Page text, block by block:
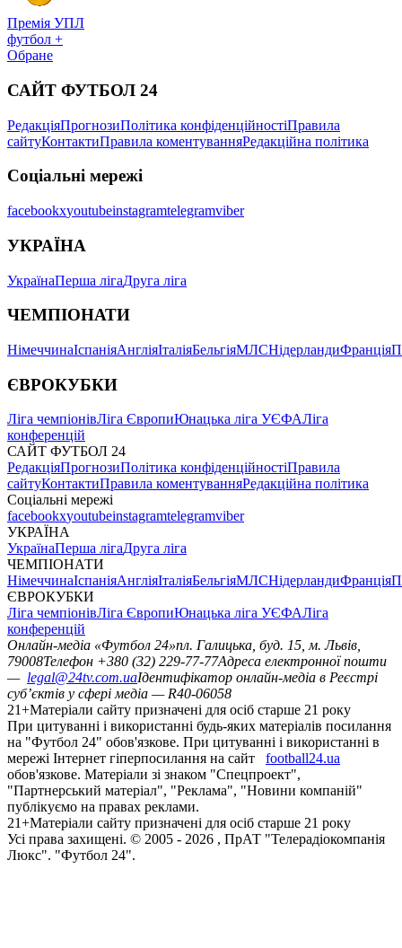
Премія УПЛ
футбол +
Обране
САЙТ ФУТБОЛ 24
РедакціяПрогнозиПолітика конфіденційностіПравила
сайтуКонтактиПравила коментуванняРедакційна політика
Соціальні мережі
facebookxyoutubeinstagramtelegramviber
УКРАЇНА
УкраїнаПерша лігаДруга ліга
ЧЕМПІОНАТИ
НімеччинаІспаніяАнгліяІталіяБельгіяМЛСНідерландиФранція
ЄВРОКУБКИ
Ліга чемпіонівЛіга ЄвропиЮнацька ліга УЄФАЛіга
конференцій
САЙТ ФУТБОЛ 24
РедакціяПрогнозиПолітика конфіденційностіПравила
сайтуКонтактиПравила коментуванняРедакційна політика
Соціальні мережі
facebookxyoutubeinstagramtelegramviber
УКРАЇНА
УкраїнаПерша лігаДруга ліга
ЧЕМПІОНАТИ
НімеччинаІспаніяАнгліяІталіяБельгіяМЛСНідерландиФранція
ЄВРОКУБКИ
Ліга чемпіонівЛіга ЄвропиЮнацька ліга УЄФАЛіга
конференцій
Онлайн-медіа «Футбол 24»пл. Галицька, буд. 15, м. Львів,
79008Телефон +380 (32) 229-77-77Адреса електронної пошти
— legal@24tv.com.uaІдентифікатор онлайн-медіа в Реєстрі
суб’єктів у сфері медіа — R40-06058
21+Матеріали сайту призначені для осіб старше 21 року
При цитуванні і використанні будь-яких матеріалів посилання
на "Футбол 24" обов'язкове. При цитуванні і використанні в
мережі Інтернет гіперпосилання на сайт
football24.ua
обов'язкове. Матеріали зі знаком "Спецпроект",
"Партнерський матеріал", "Реклама", "Новини компаній"
публікуємо на правах реклами.
21+Матеріали сайту призначені для осіб старше 21 року
Усi права захищенi. © 2005 - 2026 , ПрАТ "Телерадіокомпанія
Люкс". "Футбол 24".